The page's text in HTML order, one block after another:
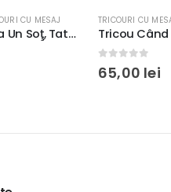
CU MESAJ
Tricou Asa Arata Un Soţ, Tată, Socru Extraordinar, rezistent la spălări, regular fit, bumbac 100%, culoare alb/negru
TRICOURI CU MESAJ
out of 5
65,00lei